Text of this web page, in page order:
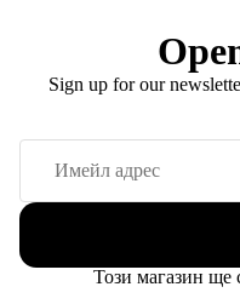
Sign up for our
Този магазин ще